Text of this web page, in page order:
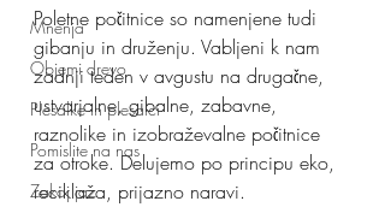
Mnenja
Objemi drevo
Plesalke in plesalci
Pomislite na nas
Zakaj jaz
Poletne počitnice so namenjene tudi
gibanju in druženju. Vabljeni k nam
zadnji teden v avgustu na drugačne,
ustvarjalne, gibalne, zabavne,
raznolike in izobraževalne počitnice
za otroke. Delujemo po principu eko,
reciklaža, prijazno naravi.